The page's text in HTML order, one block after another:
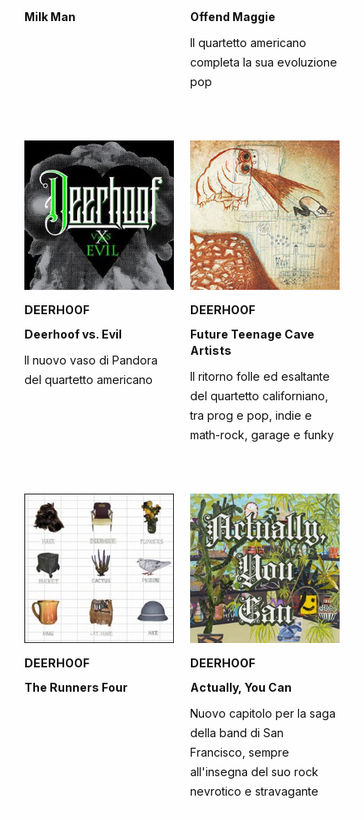
Milk Man
Offend Maggie
Il quartetto americano
completa la sua evoluzione
pop
DEERHOOF
Deerhoof vs. Evil
Il nuovo vaso di Pandora
del quartetto americano
DEERHOOF
Future Teenage Cave
Artists
Il ritorno folle ed esaltante
del quartetto californiano,
tra prog e pop, indie e
math-rock, garage e funky
DEERHOOF
The Runners Four
DEERHOOF
Actually, You Can
Nuovo capitolo per la saga
della band di San
Francisco, sempre
all'insegna del suo rock
nevrotico e stravagante